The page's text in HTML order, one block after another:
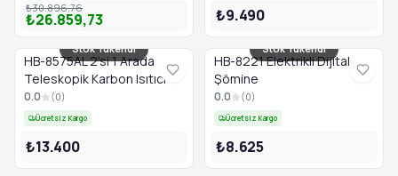
₺30.896,76
₺26.859,73 ₺9.490
Stok Tükendi
HB-8575AL 2'si 1 Arada
Teleskopik Karbon Isıtıcı
0.0 (0)
Ücretsiz Kargo
₺13.400
Stok Tükendi
HB-8221 Elektrikli Dijital
Şömine
0.0 (0)
Ücretsiz Kargo
₺8.625